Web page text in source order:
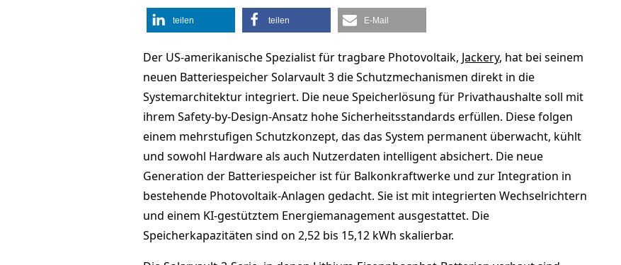
teilen teilen E-Mail
Der US-amerikanische Spezialist für tragbare Photovoltaik, Jackery, hat bei seinem
neuen Batteriespeicher Solarvault 3 die Schutzmechanismen direkt in die
Systemarchitektur integriert. Die neue Speicherlösung für Privathaushalte soll mit
ihrem Safety-by-Design-Ansatz hohe Sicherheitsstandards erfüllen. Diese folgen
einem mehrstufigen Schutzkonzept, das das System permanent überwacht, kühlt
und sowohl Hardware als auch Nutzerdaten intelligent absichert. Die neue
Generation der Batteriespeicher ist für Balkonkraftwerke und zur Integration in
bestehende Photovoltaik-Anlagen gedacht. Sie ist mit integrierten Wechselrichtern
und einem KI-gestütztem Energiemanagement ausgestattet. Die
Speicherkapazitäten sind on 2,52 bis 15,12 kWh skalierbar.